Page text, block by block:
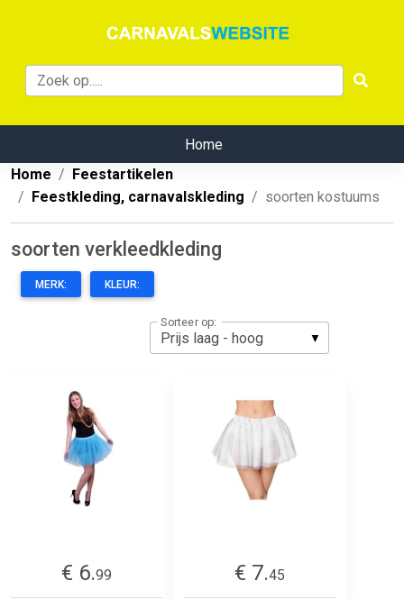
Home
Home
Feestartikelen
Feestkleding, carnavalskleding
soorten kostuums
soorten verkleedkleding
MERK: KLEUR:
Sorteer op:
€ 6.99
€ 7.45